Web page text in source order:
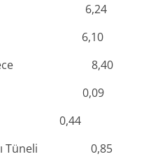
Avcılar 6,24
6,10
8,40
Cd 0,09
Tüneli 0,85